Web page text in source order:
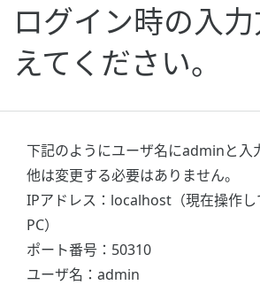
ログイン時の入
えてください。
下記のようにユーザ名にadminと入
他は変更する必要はありません。
IPアドレス：localhost（現在操作
PC）
ポート番号：50310
ユーザ名：admin